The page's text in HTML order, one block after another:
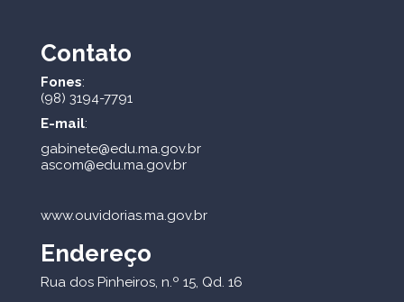
Contato
Fones:
(98) 3194-7791
E-mail:
gabinete@edu.ma.gov.br
ascom@edu.ma.gov.br
www.ouvidorias.ma.gov.br
Endereço
Rua dos Pinheiros, n.º 15, Qd. 16